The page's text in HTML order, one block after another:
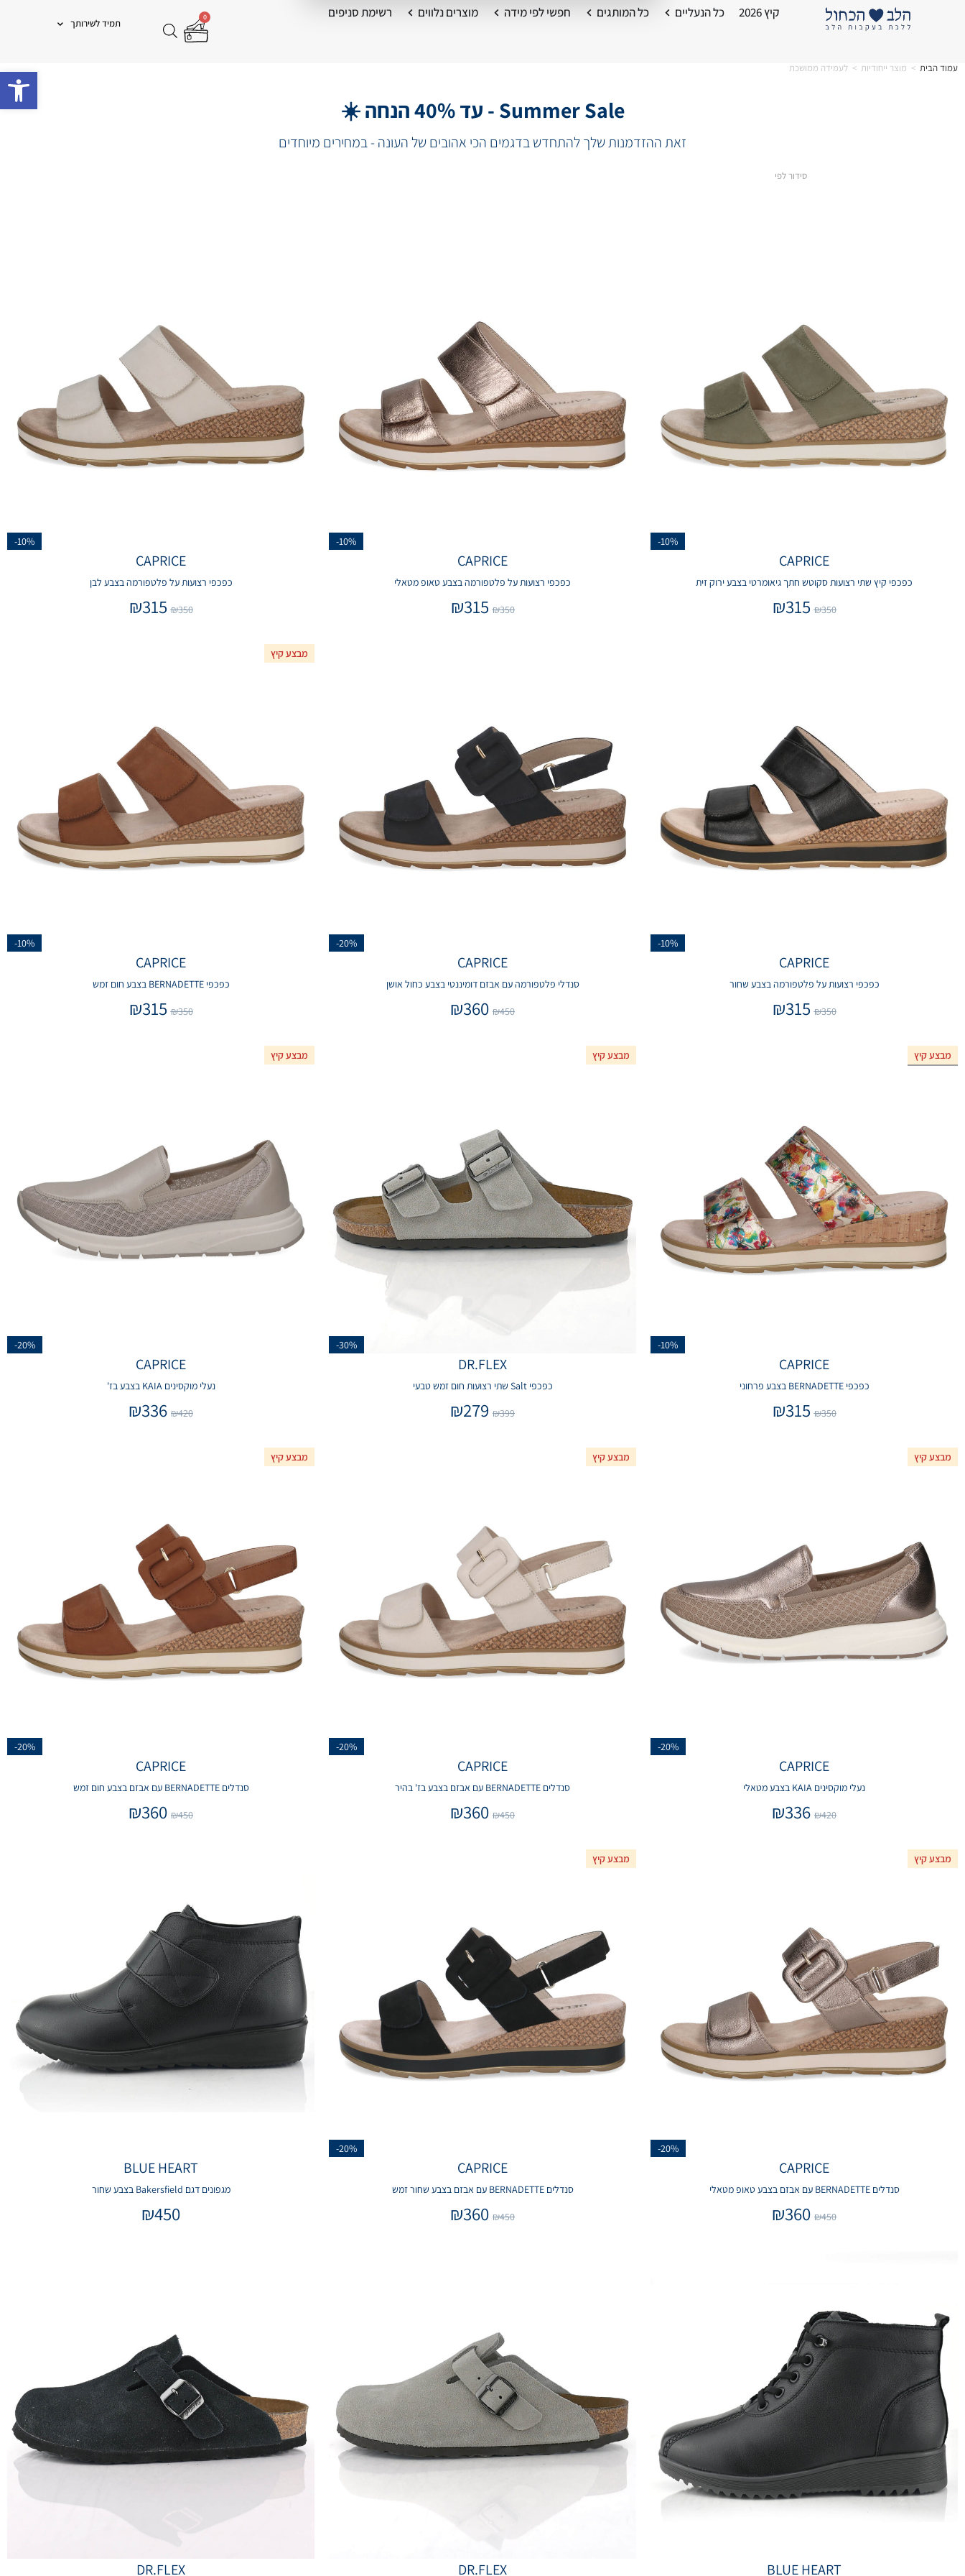
קיץ 2026 כל הנעליים כל המותגים חפשי לפי מידה מוצרים נלווים רשימת סניפים 0
תמיד לשירותך
עמוד הבית > מוצר ייחודיות > לעמידה ממושכת
Summer Sale - עד 40% הנחה ☀️
זאת ההזדמנות שלך להתחדש בדגמים הכי אהובים של העונה - במחירים מיוחדים
סידור לפי
-10%
CAPRICE
כפכפי קיץ שתי רצועות סקוטש חתך גיאומרטי בצבע ירוק זית
₪350
₪315
-10%
CAPRICE
כפכפי רצועות על פלטפורמה בצבע טאופ מטאלי
₪350
₪315
-10%
CAPRICE
כפכפי רצועות על פלטפורמה בצבע לבן
₪350
₪315
-10%
CAPRICE
כפכפי רצועות על פלטפורמה בצבע שחור
₪350
₪315
-20%
CAPRICE
סנדלי פלטפורמה עם אבזם דומיננטי בצבע כחול אושן
₪450
₪360
מבצע קיץ
-10%
CAPRICE
כפכפי BERNADETTE בצבע חום זמש
₪350
₪315
מבצע קיץ
-10%
אזל המלאי
CAPRICE
כפכפי BERNADETTE בצבע פרחוני
₪350
₪315
מבצע קיץ
-30%
DR.FLEX
כפכפי Salt שתי רצועות חום זמש טבעי
₪399
₪279
מבצע קיץ
-20%
CAPRICE
נעלי מוקסינים KAIA בצבע בז'
₪420
₪336
מבצע קיץ
-20%
CAPRICE
נעלי מוקסינים KAIA בצבע מטאלי
₪420
₪336
מבצע קיץ
-20%
CAPRICE
סנדלים BERNADETTE עם אבזם בצבע בז' בהיר
₪450
₪360
מבצע קיץ
-20%
CAPRICE
סנדלים BERNADETTE עם אבזם בצבע חום זמש
₪450
₪360
מבצע קיץ
-20%
CAPRICE
סנדלים BERNADETTE עם אבזם בצבע טאופ מטאלי
₪450
₪360
מבצע קיץ
-20%
CAPRICE
סנדלים BERNADETTE עם אבזם בצבע שחור זמש
₪450
₪360
BLUE HEART
מגפונים דגם Bakersfield בצבע שחור
₪450
BLUE HEART
DR.FLEX
DR.FLEX